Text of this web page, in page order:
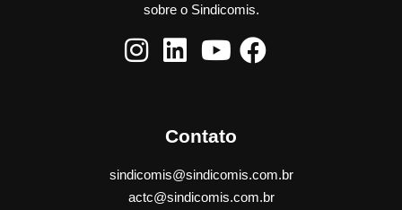
sobre o Sindicomis.
Contato
sindicomis@sindicomis.com.br
actc@sindicomis.com.br